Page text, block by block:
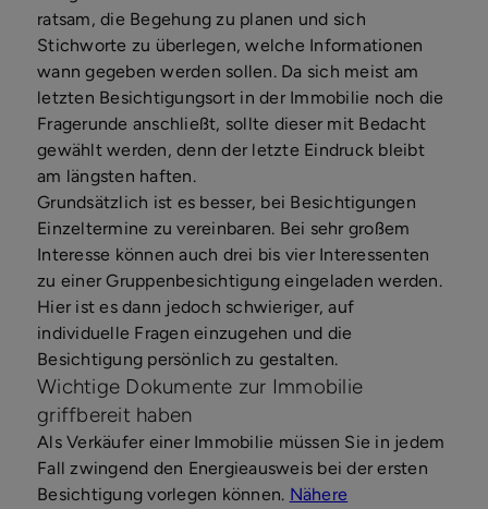
ratsam, die Begehung zu planen und sich
Stichworte zu überlegen, welche Informationen
wann gegeben werden sollen. Da sich meist am
letzten Besichtigungsort in der Immobilie noch die
Fragerunde anschließt, sollte dieser mit Bedacht
gewählt werden, denn der letzte Eindruck bleibt
am längsten haften.
Grundsätzlich ist es besser, bei Besichtigungen
Einzeltermine zu vereinbaren. Bei sehr großem
Interesse können auch drei bis vier Interessenten
zu einer Gruppenbesichtigung eingeladen werden.
Hier ist es dann jedoch schwieriger, auf
individuelle Fragen einzugehen und die
Besichtigung persönlich zu gestalten.
Wichtige Dokumente zur Immobilie
griffbereit haben
Als Verkäufer einer Immobilie müssen Sie in jedem
Fall zwingend den Energieausweis bei der ersten
Besichtigung vorlegen können. Nähere